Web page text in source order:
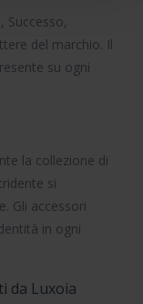
, Successo,
del marchio. Il
su ogni
la collezione di
si
Gli accessori
in ogni
da Luxoia